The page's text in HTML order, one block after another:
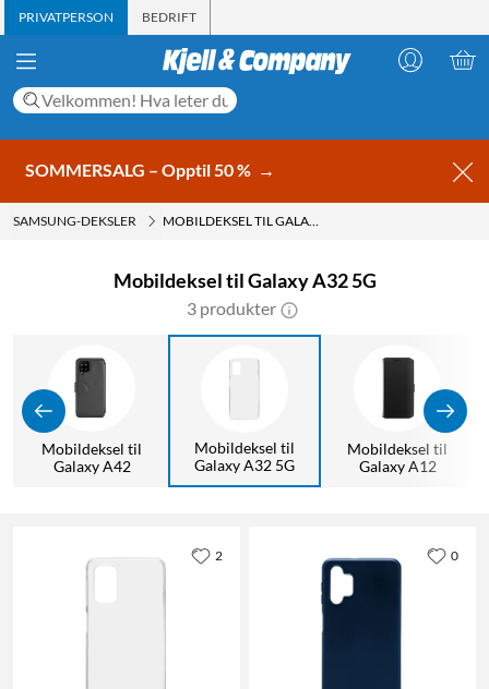
PRIVATPERSON BEDRIFT
SOMMERSALG – Opptil 50 % →
SAMSUNG-DEKSLER MOBILDEKSEL TIL GALAXY A32 5G
Mobildeksel til Galaxy A32 5G
3 produkter
Mobildeksel til
Galaxy A42
Mobildeksel til
Galaxy A32 5G
Mobildeksel til
Galaxy A12
2 0